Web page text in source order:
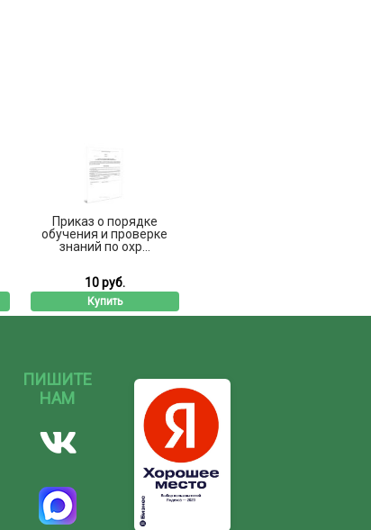
Приказ о порядке
обучения и проверке
знаний по охр...
10 руб.
Купить
ПИШИТЕ
НАМ